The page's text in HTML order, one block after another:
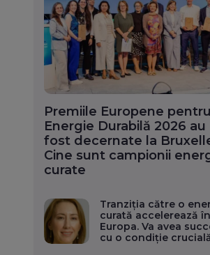
Premiile Europene pentru
Energie Durabilă 2026 au
fost decernate la
Cine sunt campionii
curate
Tranziția către o
curată accelerează în
Europa. Va avea
cu o condiție